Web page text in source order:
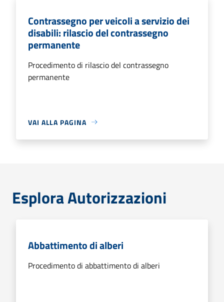
Contrassegno per veicoli a servizio dei
disabili: rilascio del contrassegno
permanente
Procedimento di rilascio del contrassegno
permanente
VAI ALLA PAGINA
Esplora Autorizzazioni
Abbattimento di alberi
Procedimento di abbattimento di alberi